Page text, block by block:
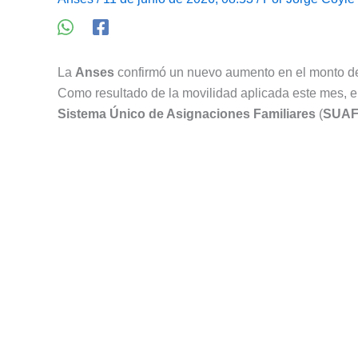
La Anses confirmó un nuevo aumento en el monto
Como resultado de la movilidad aplicada este mes,
Sistema Único de Asignaciones Familiares (SUAF